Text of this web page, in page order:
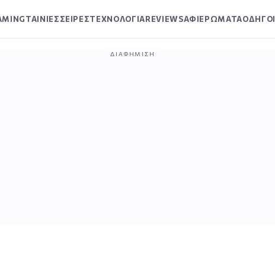
ΤΑΙΝΙΕΣΣΕΙΡΕΣΤΕΧΝΟΛΟΓΙΑREVIEWSΑΦΙΕΡΩΜΑΤΑΟΔΗΓΟΙ
ΔΙΑΦΉΜΙΣΗ